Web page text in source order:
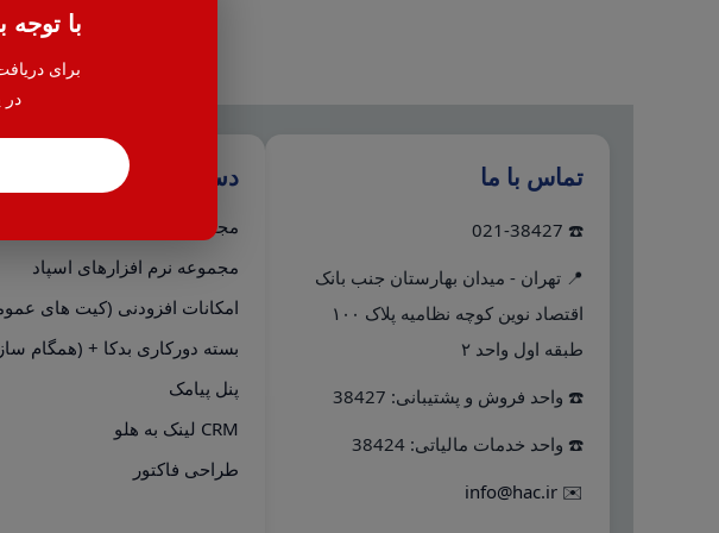
با
برای
در
تماس با ما
☎️ 021-38427
📍 تهران - میدان بهارستان جنب بانک
اقتصاد نوین کوچه نظامیه پلاک ۱۰۰
طبقه اول واحد ۲
☎️ واحد فروش و پشتیبانی: 38427
☎️ واحد خدمات مالیاتی: 38424
✉️
info@hac.ir
دسترسی سریع
مجموعه نرم افزارهای هلو
مجموعه نرم افزارهای اسپاد
امکانات افزودنی (کیت های
بسته دورکاری بدکا + (همگام
پنل پیامک
CRM لینک به هلو
طراحی فاکتور